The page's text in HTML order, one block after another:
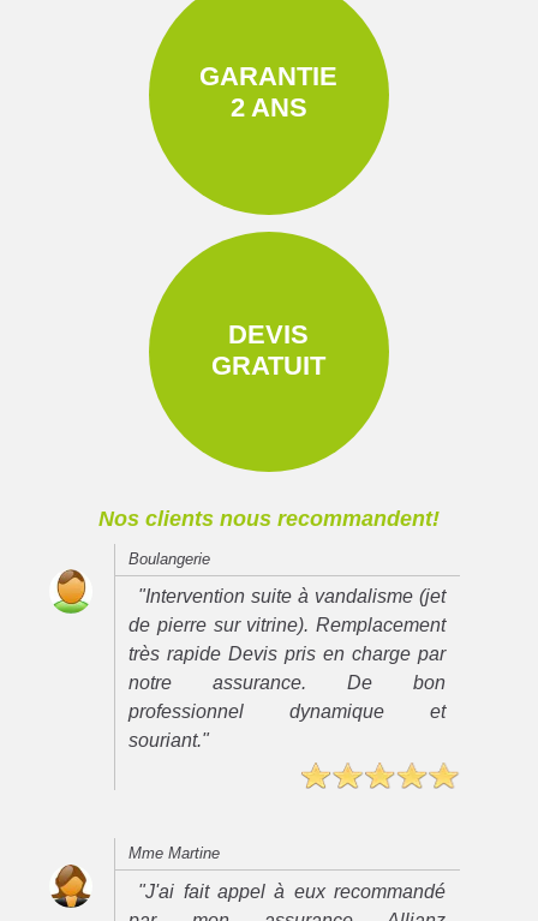
GARANTIE
2 ANS
DEVIS
GRATUIT
Nos clients nous recommandent!
Boulangerie
"Intervention suite à vandalisme (jet
de pierre sur vitrine). Remplacement
très rapide Devis pris en charge par
notre assurance. De bon
professionnel dynamique et
souriant."
Mme Martine
"J'ai fait appel à eux recommandé